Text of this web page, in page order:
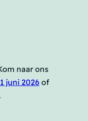
naar ons
juni 2026of